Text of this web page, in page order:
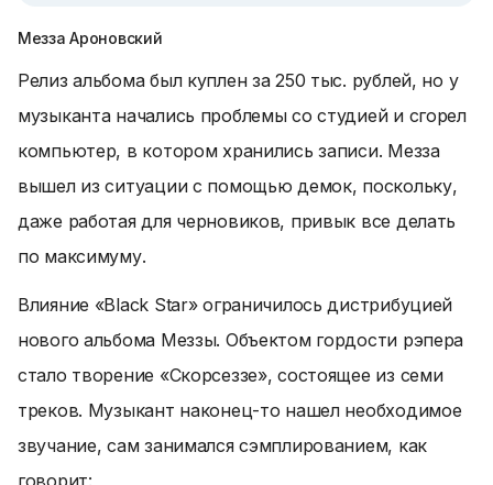
Мезза Ароновский
Релиз альбома был куплен за 250 тыс. рублей, но у
музыканта начались проблемы со студией и сгорел
компьютер, в котором хранились записи. Мезза
вышел из ситуации с помощью демок, поскольку,
даже работая для черновиков, привык все делать
по максимуму.
Влияние «Black Star» ограничилось дистрибуцией
нового альбома Меззы. Объектом гордости рэпера
стало творение «Скорсеззе», состоящее из семи
треков. Музыкант наконец-то нашел необходимое
звучание, сам занимался сэмплированием, как
говорит: